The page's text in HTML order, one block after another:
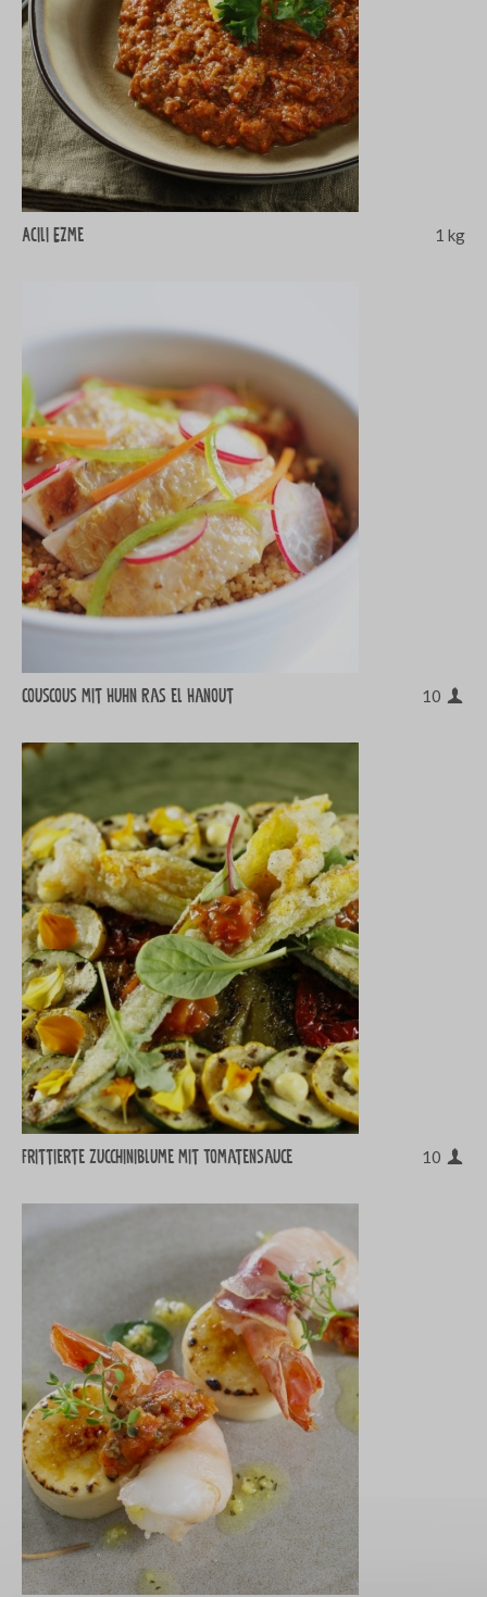
Acili Ezme 1 kg
Couscous mit Huhn Ras el Hanout 10
Frittierte Zucchiniblume mit Tomatensauce 10